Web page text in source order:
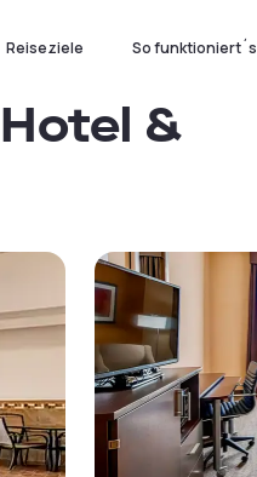
Reiseziele So funktioniert´s
&